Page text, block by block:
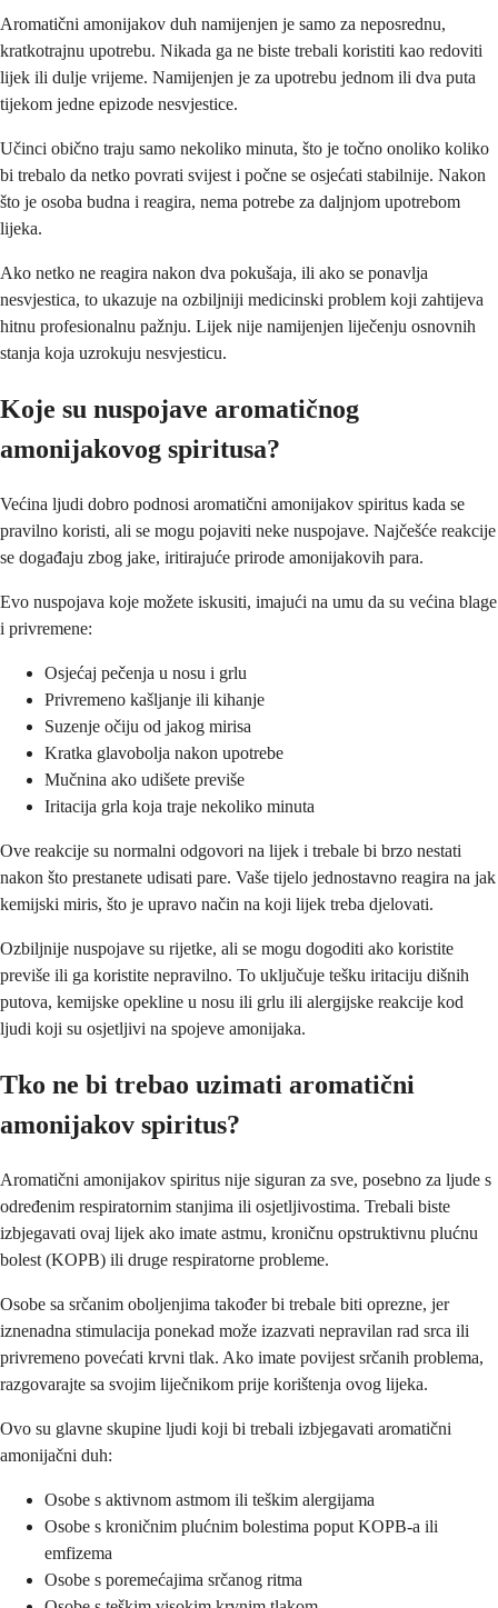
Aromatični amonijakov duh namijenjen je samo za neposrednu,
kratkotrajnu upotrebu. Nikada ga ne biste trebali koristiti kao redoviti
lijek ili dulje vrijeme. Namijenjen je za upotrebu jednom ili dva puta
tijekom jedne epizode nesvjestice.
Učinci obično traju samo nekoliko minuta, što je točno onoliko koliko
bi trebalo da netko povrati svijest i počne se osjećati stabilnije. Nakon
što je osoba budna i reagira, nema potrebe za daljnjom upotrebom
lijeka.
Ako netko ne reagira nakon dva pokušaja, ili ako se ponavlja
nesvjestica, to ukazuje na ozbiljniji medicinski problem koji zahtijeva
hitnu profesionalnu pažnju. Lijek nije namijenjen liječenju osnovnih
stanja koja uzrokuju nesvjesticu.
Koje su nuspojave aromatičnog
amonijakovog spiritusa?
Većina ljudi dobro podnosi aromatični amonijakov spiritus kada se
pravilno koristi, ali se mogu pojaviti neke nuspojave. Najčešće reakcije
se događaju zbog jake, iritirajuće prirode amonijakovih para.
Evo nuspojava koje možete iskusiti, imajući na umu da su većina blage
i privremene:
Osjećaj pečenja u nosu i grlu
Privremeno kašljanje ili kihanje
Suzenje očiju od jakog mirisa
Kratka glavobolja nakon upotrebe
Mučnina ako udišete previše
Iritacija grla koja traje nekoliko minuta
Ove reakcije su normalni odgovori na lijek i trebale bi brzo nestati
nakon što prestanete udisati pare. Vaše tijelo jednostavno reagira na jak
kemijski miris, što je upravo način na koji lijek treba djelovati.
Ozbiljnije nuspojave su rijetke, ali se mogu dogoditi ako koristite
previše ili ga koristite nepravilno. To uključuje tešku iritaciju dišnih
putova, kemijske opekline u nosu ili grlu ili alergijske reakcije kod
ljudi koji su osjetljivi na spojeve amonijaka.
Tko ne bi trebao uzimati aromatični
amonijakov spiritus?
Aromatični amonijakov spiritus nije siguran za sve, posebno za ljude s
određenim respiratornim stanjima ili osjetljivostima. Trebali biste
izbjegavati ovaj lijek ako imate astmu, kroničnu opstruktivnu plućnu
bolest (KOPB) ili druge respiratorne probleme.
Osobe sa srčanim oboljenjima također bi trebale biti oprezne, jer
iznenadna stimulacija ponekad može izazvati nepravilan rad srca ili
privremeno povećati krvni tlak. Ako imate povijest srčanih problema,
razgovarajte sa svojim liječnikom prije korištenja ovog lijeka.
Ovo su glavne skupine ljudi koji bi trebali izbjegavati aromatični
amonijačni duh:
Osobe s aktivnom astmom ili teškim alergijama
Osobe s kroničnim plućnim bolestima poput KOPB-a ili
emfizema
Osobe s poremećajima srčanog ritma